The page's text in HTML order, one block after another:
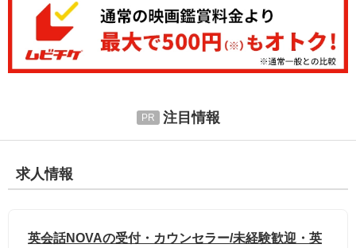
注目情報
求人情報
英会話NOVAの受付・カウンセラー/未経験歓迎・英